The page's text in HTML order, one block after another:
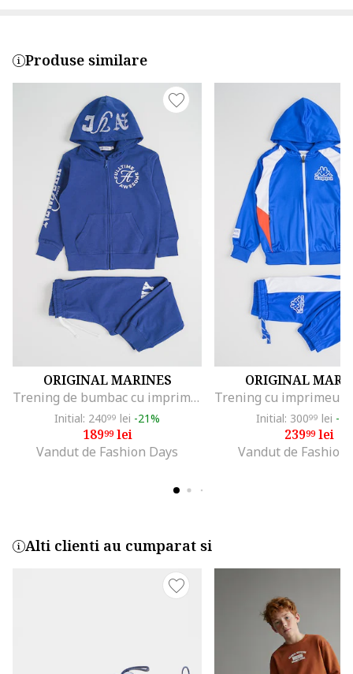
Produse similare
ORIGINAL MARINES
Trening de bumbac cu imprimeu text, Albastru prafuit
Initial: 24099 lei -21%
18999lei
Vandut de Fashion Days
ORIGINAL
Initial: 30099 lei -
23999lei
Vandut de Fashion
Alti clienti au cumparat si